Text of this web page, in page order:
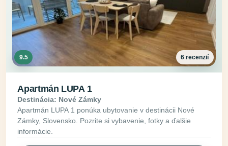
9.5 6 recenzií
Apartmán LUPA 1
Destinácia: Nové Zámky
Apartmán LUPA 1 ponúka ubytovanie v destinácii Nové
Zámky, Slovensko. Pozrite si vybavenie, fotky a ďalšie
informácie.